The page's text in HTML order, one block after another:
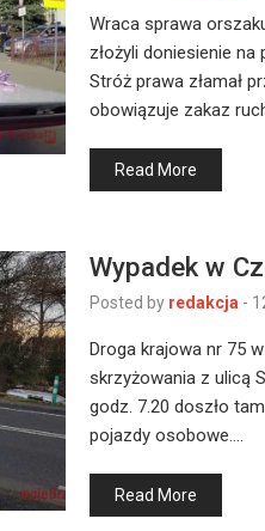
Wraca sprawa
złożyli doniesienie
Stróż prawa złamał
obowiązuje zakaz
Read More
Wypadek w
Posted by redakcja -
Droga krajowa nr 75
skrzyżowania z ulicą
godz. 7.20 doszło
pojazdy osobowe.…
Read More